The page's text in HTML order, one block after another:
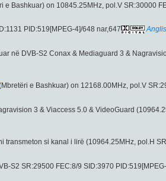
e Bashkuar) on 10845.25MHz, pol.V SR:30000
PID:519[MPEG-4]/648 nar,647
në DVB-S2 Conax & Mediaguard 3 &
e Bashkuar) on 12168.00MHz, pol.V
3 & Viaccess 5.0 & VideoGuard
transmeton si kanal i lirë (10964.25MHz, pol.H
S2 SR:29500 FEC:8/9 SID:3970